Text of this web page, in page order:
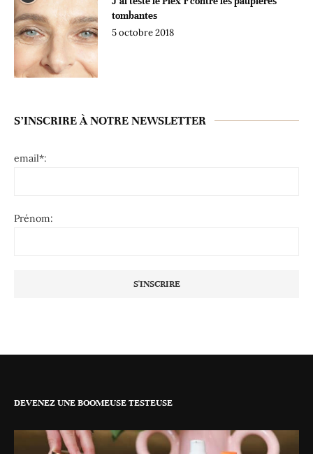
tombantes
5 octobre 2018
S’INSCRIRE À NOTRE NEWSLETTER
email*:
Prénom:
DEVENEZ UNE BOOMEUSE TESTEUSE